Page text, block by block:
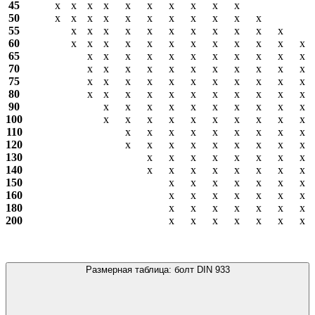
45 х х х х х х х х х
х
50
х х х х х х х х х х
х
55
х х х х х х х х х х
х
60
х х х х х х х х х х х
х
65
х х х х х х х х х х
х
70
х х х х х х х х х х
х
75
х х х х х х х х х х
х
80
х х х х х х х х х х
х
90
х х х х х х х х х
х
100
х х х х х х х х х
х
110
х х х х х х х х
х
120
х х х х х х х х
х
130
х х х х х х х
х
140
х х х х х х х
х
150
х х х х х х
х
160
х х х х х х
х
180
х х х х х х
х
200
х х х х х х х
Размерная таблица: болт DIN 933